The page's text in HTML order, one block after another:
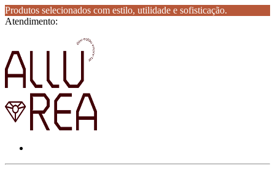
Produtos selecionados com estilo, utilidade e sofisticação.
Atendimento: